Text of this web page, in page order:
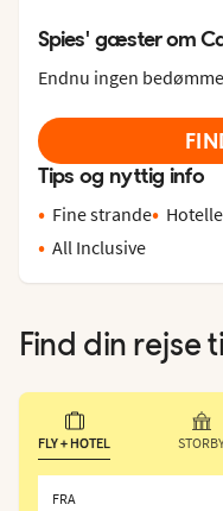
Spies' gæster om
Endnu ingen
Tips og nyttig info
Fine strande
All Inclusive
Find din rejse
FLY + HOTEL
FRA